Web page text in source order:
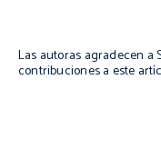
Las autoras agradecen a
contribuciones a este